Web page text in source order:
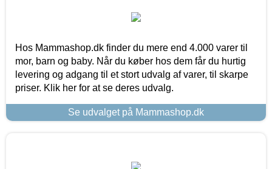
Hos Mammashop.dk finder du mere end 4.000 varer til
mor, barn og baby. Når du køber hos dem får du hurtig
levering og adgang til et stort udvalg af varer, til skarpe
priser. Klik her for at se deres udvalg.
Se udvalget på Mammashop.dk